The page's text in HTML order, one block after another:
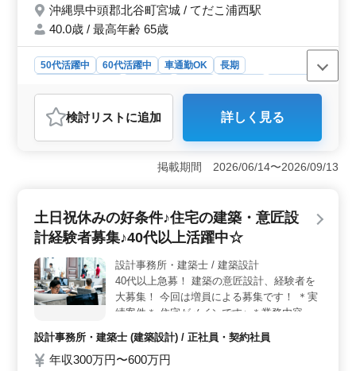
あり ◯備考◯ ＊作業着支給あり ＊交通費全
額支給、マイカー通勤OK！ ＊残業少なめで
もご活躍中！1級建築士の方は優遇いたしま
す！ 皆様のご応募、お待ちしております！
沖縄県中頭郡北谷町宮城 / てだこ浦西駅
40.0歳 / 最高年齢 65歳
50代活躍中 60代活躍中 車通勤OK
長期
派遣社員
設計事務所・建築士
おすすめポイント
＜経験者優遇の働きやすい環境＞ 建築設計業界におい
て、ベテラン経験者が活躍できる環境を提供していま
す。残業が少なく、安定した勤務体制で、長く働き続け
業務内容＞ 意匠設計業務を中心に、戸建住宅や車庫案
件など様々なプロジェクトに携わることができます。施
経験できるため、スキルアップやキャリアの拡大につな
がります。 ＜充実の福利厚生＞ 交通費全額支給や
マイカー通勤OKなど、通勤面でのサポートが充実してい
ます。さらに、残業が少なめであるため、仕事とプライ
する方に最適な環境です。
検討リスト に追加 詳しく見る
掲載期間 2026/06/14〜2026/09/13
土日祝休みの好条件♪住宅の建築・意匠設
計経験者募集♪40代以上活躍中☆
設計事務所・建築士 / 建築設計
40代以上急募！ 建築の意匠設計、経験者を
大募集！ 今回は増員による募集です！ ＊実
績案件＊ 住宅がメインです♪ ＊業務内容＊
基本設計、実施設計、積算 確認申請、各種
書類作成、施工会社選定、設計監理 等 CAD
設計事務所・建築士 (建築設計) / 正社員・契約社員
年収300万円〜600万円